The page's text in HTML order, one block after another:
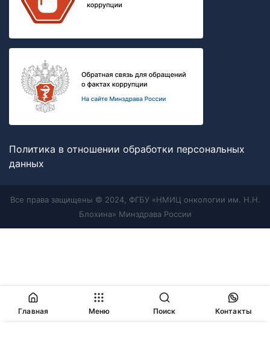
Политика в отношении обработки персональных
данных
Все права защищены © 2024, ФГБУ «НМИЦ онкологии им. Н.Н.
Блохина» Минздрава России
Главная Меню Поиск Контакты